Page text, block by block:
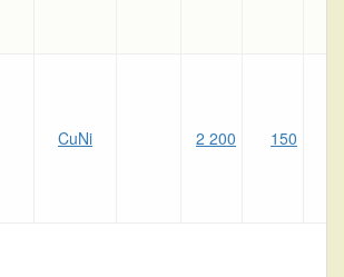
CuNi 2 200 150